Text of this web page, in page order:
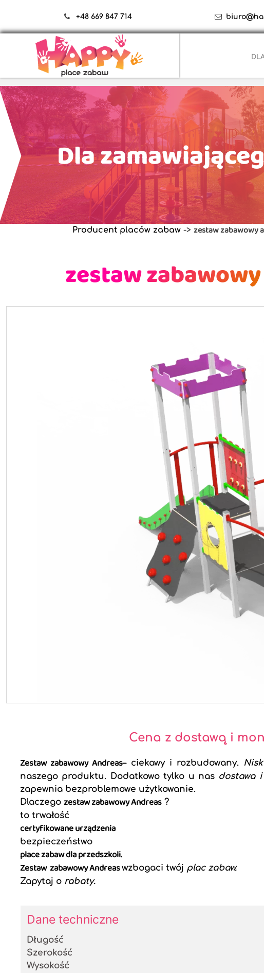
+48 669 847 714
Dla
Producent placów zabaw-> zestaw zabawowy
zestaw
Cena z dostawą i
Zestaw zabawowy Andreas– ciekawy i rozbudowany.
naszego produktu. Dodatkowo tylko u nas dostawa
zapewnia bezproblemowe użytkowanie.
Dlaczego zestaw zabawowy Andreas ?
to trwałość
certyfikowane urządzenia
bezpieczeństwo
place zabaw dla przedszkoli.
Zestaw zabawowy Andreaswzbogaci twój plac zabaw.
Zapytaj o rabaty.
Dane techniczne
Długość
Szerokość
Wysokość